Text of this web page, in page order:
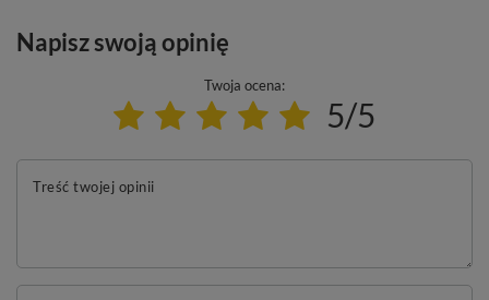
Napisz swoją opinię
Twoja ocena:
5/5
Treść twojej opinii